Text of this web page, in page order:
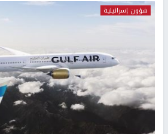
شؤون إسرائيلية